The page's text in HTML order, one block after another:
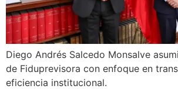
Diego Andrés Salcedo Monsalve
de Fiduprevisora con enfoque en
eficiencia institucional.